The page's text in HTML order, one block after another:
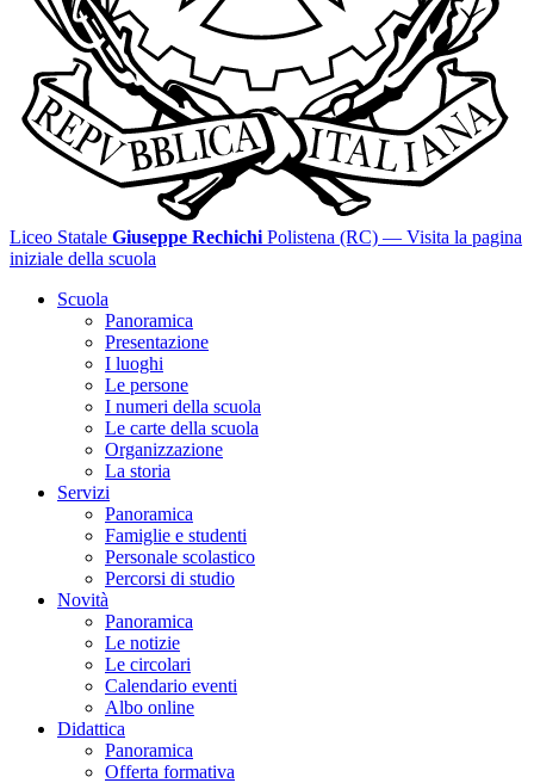
Liceo Statale Giuseppe Rechichi Polistena (RC) — Visita la pagina
iniziale della scuola
Scuola
Panoramica
Presentazione
I luoghi
Le persone
I numeri della scuola
Le carte della scuola
Organizzazione
La storia
Servizi
Panoramica
Famiglie e studenti
Personale scolastico
Percorsi di studio
Novità
Panoramica
Le notizie
Le circolari
Calendario eventi
Albo online
Didattica
Panoramica
Offerta formativa